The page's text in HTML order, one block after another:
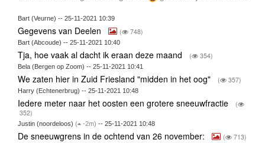
Bart (Veurne) -- 25-11-2021 10:39
Gegevens van Deelen ( 748)
Bart (Abcoude) -- 25-11-2021 10:40
Tja, hoe vaak al dacht ik eraan deze maand ( 354)
Bela (Bergen op Zoom) -- 25-11-2021 10:41
We zaten hier in Zuid Friesland "midden in het oog" ( 357)
Harry (Echtenerbrug) -- 25-11-2021 10:48
Iedere meter naar het oosten een grotere sneeuwfractie
(
352)
Justin (noordeloos) ( -2m) -- 25-11-2021 10:48
De sneeuwgrens in de ochtend van 26 november: ( 713)